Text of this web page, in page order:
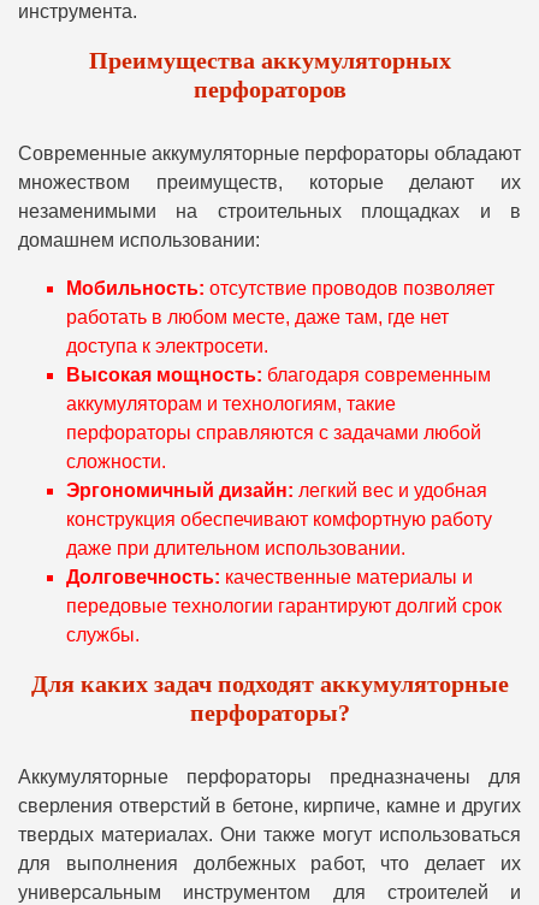
инструмента.
Преимущества аккумуляторных
перфораторов
Современные аккумуляторные перфораторы обладают
множеством преимуществ, которые делают их
незаменимыми на строительных площадках и в
домашнем использовании:
Мобильность: отсутствие проводов позволяет
работать в любом месте, даже там, где нет
доступа к электросети.
Высокая мощность: благодаря современным
аккумуляторам и технологиям, такие
перфораторы справляются с задачами любой
сложности.
Эргономичный дизайн: легкий вес и удобная
конструкция обеспечивают комфортную работу
даже при длительном использовании.
Долговечность: качественные материалы и
передовые технологии гарантируют долгий срок
службы.
Для каких задач подходят аккумуляторные
перфораторы?
Аккумуляторные перфораторы предназначены для
сверления отверстий в бетоне, кирпиче, камне и других
твердых материалах. Они также могут использоваться
для выполнения долбежных работ, что делает их
универсальным инструментом для строителей и